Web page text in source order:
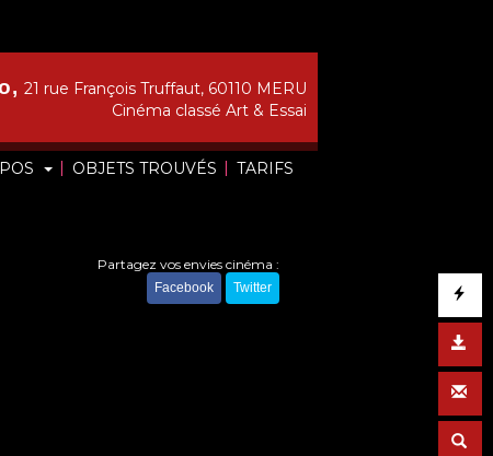
| OBJETS TROUVÉS | TARIFS
21 rue François Truffaut, 60110 MERU
Cinéma classé Art & Essai
Partagez vos envies cinéma :
Facebook Twitter